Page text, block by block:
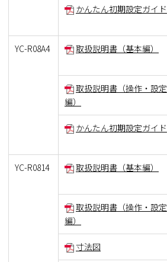
かんたん初期設定ガイド
YC-R08A4 取扱説明書（基本編）
取扱説明書（操作・設定
編）
かんたん初期設定ガイド
YC-R0814 取扱説明書（基本編）
取扱説明書（操作・設定
編）
寸法図